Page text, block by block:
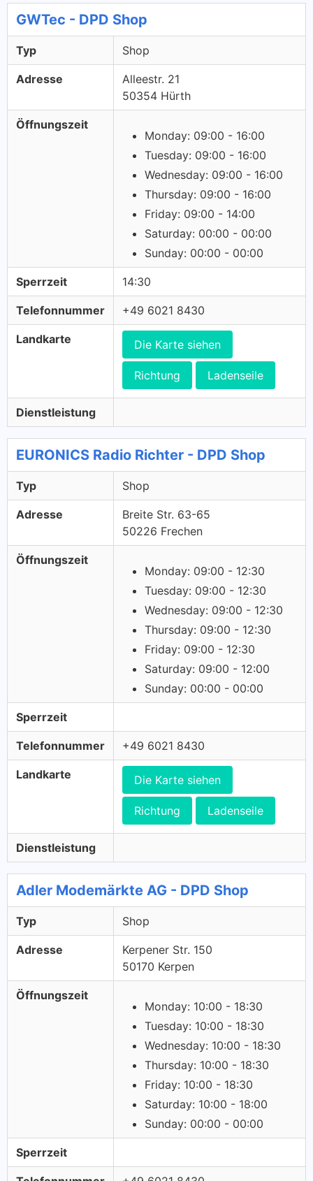
GWTec - DPD Shop
Typ Shop
Adresse
Alleestr. 21
50354 Hürth
Öffnungszeit
Monday: 09:00 - 16:00
Tuesday: 09:00 - 16:00
Wednesday: 09:00 - 16:00
Thursday: 09:00 - 16:00
Friday: 09:00 - 14:00
Saturday: 00:00 - 00:00
Sunday: 00:00 - 00:00
Sperrzeit 14:30
Telefonnummer +49 6021 8430
Landkarte Die Karte siehen
Richtung Ladenseile
Dienstleistung
EURONICS Radio Richter - DPD Shop
Typ Shop
Adresse
Breite Str. 63-65
50226 Frechen
Öffnungszeit
Monday: 09:00 - 12:30
Tuesday: 09:00 - 12:30
Wednesday: 09:00 - 12:30
Thursday: 09:00 - 12:30
Friday: 09:00 - 12:30
Saturday: 09:00 - 12:00
Sunday: 00:00 - 00:00
Sperrzeit
Telefonnummer +49 6021 8430
Landkarte Die Karte siehen
Richtung Ladenseile
Dienstleistung
Adler Modemärkte AG - DPD Shop
Typ Shop
Adresse
Kerpener Str. 150
50170 Kerpen
Öffnungszeit
Monday: 10:00 - 18:30
Tuesday: 10:00 - 18:30
Wednesday: 10:00 - 18:30
Thursday: 10:00 - 18:30
Friday: 10:00 - 18:30
Saturday: 10:00 - 18:00
Sunday: 00:00 - 00:00
Sperrzeit